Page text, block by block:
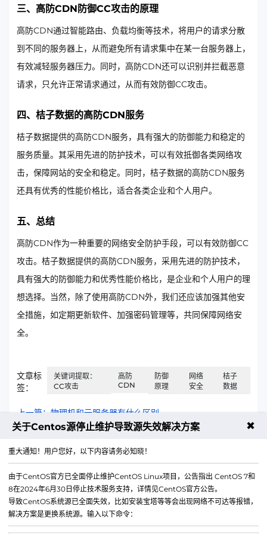
三、高防CDN防御CC攻击的原理
高防CDN通过智能路由、负载均衡等技术，将用户的请求分散
到不同的服务器上，从而避免所有请求集中在某一台服务器上，
有效减轻服务器压力。同时，高防CDN还可以识别并拦截恶意
请求，只允许正常请求通过，从而有效防御CC攻击。
四、桔子数据的高防CDN服务
桔子数据提供的高防CDN服务，具有强大的防御能力和稳定的
服务质量。其采用先进的防护技术，可以有效抵御各类网络攻
击，保障网站的安全和稳定。同时，桔子数据的高防CDN服务
还具有优秀的性能价格比，适合各类企业和个人用户。
五、总结
高防CDN作为一种重要的网络安全防护手段，可以有效防御CC
攻击。桔子数据提供的高防CDN服务，采用先进的防护技术，
具有强大的防御能力和优秀性能价格比，是企业和个人用户的理
想选择。当然，除了使用高防CDN外，我们还应该加强其他安
全措施，如定期更新软件、加强密码管理等，共同保障网络安
全。
文章标
签：
关键词提取：
CC攻击
高防
CDN
防御
原理
网络
安全
桔子
数据
上一篇：物理机和云服务器有什么区别
关于Centos源停止维护导致源失效解决方案 ✖
重大通知！用户您好，以下内容请务必知晓！
由于CentOS官方已全面停止维护CentOS Linux项目，公告指出 CentOS 7和
8在2024年6月30日停止技术服务支持，详情见CentOS官方公告。
导致CentOS系统源已全面失效，比如安装宝塔等等会出现网络不可达等报错，
解决方案是更换系统源。输入以下命令：